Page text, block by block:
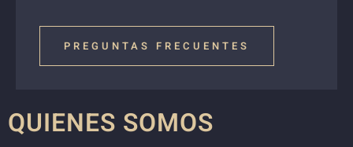
PREGUNTAS FRECUENTES
QUIENES SOMOS